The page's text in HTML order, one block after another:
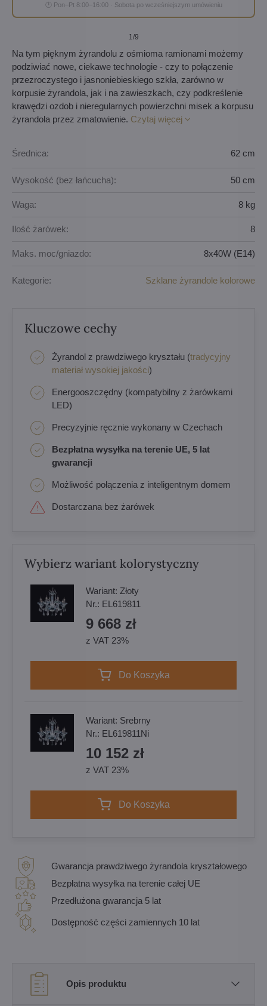
🕐 Pon–Pt 8:00–16:00 · Sobota po wcześniejszym umówieniu
1/9
Na tym pięknym żyrandolu z ośmioma ramionami możemy
podziwiać nowe, ciekawe technologie - czy to połączenie
przezroczystego i jasnoniebieskiego szkła, zarówno w
korpusie żyrandola, jak i na zawieszkach, czy podkreślenie
krawędzi ozdob i nieregularnych powierzchni misek a korpusu
żyrandola przez zmatowienie. Czytaj więcej
Średnica: 62 cm
Wysokość (bez łańcucha): 50 cm
Waga: 8 kg
Ilość żarówek: 8
Maks. moc/gniazdo: 8x40W (E14)
Kategorie: Szklane żyrandole kolorowe
Kluczowe cechy
Żyrandol z prawdziwego kryształu (tradycyjny
materiał wysokiej jakości)
Energooszczędny (kompatybilny z żarówkami
LED)
Precyzyjnie ręcznie wykonany w Czechach
Bezpłatna wysyłka na terenie UE, 5 lat
gwarancji
Możliwość połączenia z inteligentnym domem
Dostarczana bez żarówek
Wybierz wariant kolorystyczny
Wariant: Złoty
Nr.: EL619811
9 668 zł
z VAT 23%
Do Koszyka
Wariant: Srebrny
Nr.: EL619811Ni
10 152 zł
z VAT 23%
Do Koszyka
Gwarancja prawdziwego żyrandola kryształowego
Bezpłatna wysyłka na terenie całej UE
Przedłużona gwarancja 5 lat
Dostępność części zamiennych 10 lat
Opis produktu